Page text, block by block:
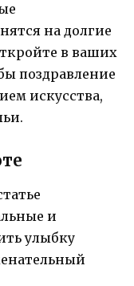
на долгие
в ваших
поздравление
искусства,
и
улыбку